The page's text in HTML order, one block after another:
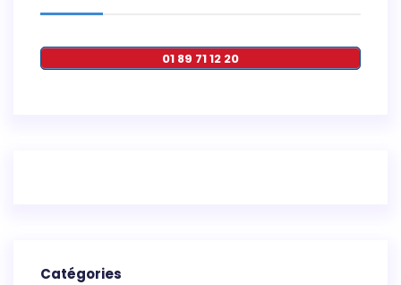
01 89 71 12 20
Catégories